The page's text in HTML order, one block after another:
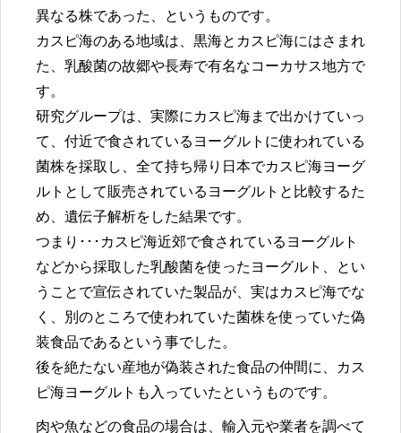
異なる株であった、というものです。
カスピ海のある地域は、黒海とカスピ海にはさまれ
た、乳酸菌の故郷や長寿で有名なコーカサス地方で
す。
研究グループは、実際にカスピ海まで出かけていっ
て、付近で食されているヨーグルトに使われている
菌株を採取し、全て持ち帰り日本でカスピ海ヨーグ
ルトとして販売されているヨーグルトと比較するた
め、遺伝子解析をした結果です。
つまり･･･カスピ海近郊で食されているヨーグルト
などから採取した乳酸菌を使ったヨーグルト、とい
うことで宣伝されていた製品が、実はカスピ海でな
く、別のところで使われていた菌株を使っていた偽
装食品であるという事でした。
後を絶たない産地が偽装された食品の仲間に、カス
ピ海ヨーグルトも入っていたというものです。
肉や魚などの食品の場合は、輸入元や業者を調べて